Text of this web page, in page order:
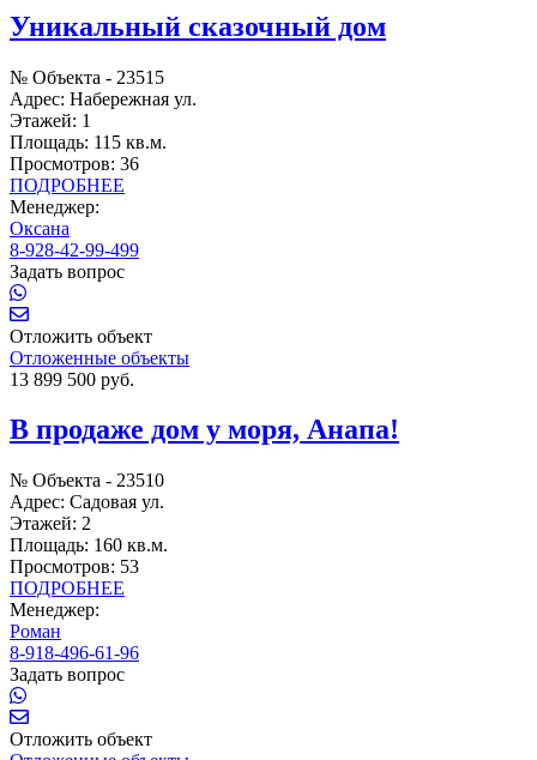
Уникальный сказочный дом
№ Объекта - 23515
Адрес: Набережная ул.
Этажей: 1
Площадь: 115 кв.м.
Просмотров: 36
ПОДРОБНЕЕ
Менеджер:
Оксана
8-928-42-99-499
Задать вопрос
Отложить объект
Отложенные объекты
13 899 500 руб.
В продаже дом у моря, Анапа!
№ Объекта - 23510
Адрес: Садовая ул.
Этажей: 2
Площадь: 160 кв.м.
Просмотров: 53
ПОДРОБНЕЕ
Менеджер:
Роман
8-918-496-61-96
Задать вопрос
Отложить объект